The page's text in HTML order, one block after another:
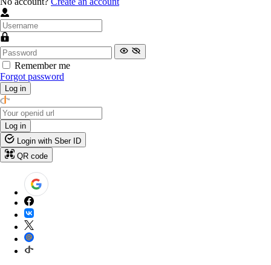
Remember me
Forgot password
Log in
Log in
Login with Sber ID
QR code